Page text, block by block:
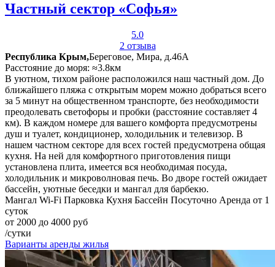
Частный сектор «Софья»
5.0
2 отзыва
Республика Крым,Береговое, Мира, д.46А
Расстояние до моря: ≈3.8км
В уютном, тихом районе расположился наш частный дом. До
ближайшего пляжа с открытым морем можно добраться всего
за 5 минут на общественном транспорте, без необходимости
преодолевать светофоры и пробки (расстояние составляет 4
км). В каждом номере для вашего комфорта предусмотрены
душ и туалет, кондиционер, холодильник и телевизор. В
нашем частном секторе для всех гостей предусмотрена общая
кухня. На ней для комфортного приготовления пищи
установлена плита, имеется вся необходимая посуда,
холодильник и микроволновая печь. Во дворе гостей ожидает
бассейн, уютные беседки и мангал для барбекю.
Мангал Wi-Fi Парковка Кухня Бассейн Посуточно Аренда от 1
суток
от 2000 до 4000 руб
/сутки
Варианты аренды жилья